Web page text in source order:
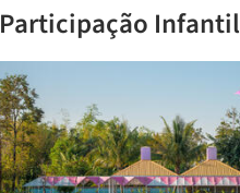
Participação Infantil